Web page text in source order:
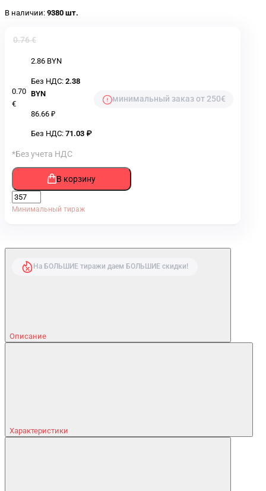
В наличии: 9380 шт.
0.70
€
2.86 BYN
Без НДС:2.38
BYN
86.66 ₽
Без НДС:71.03 ₽
минимальный заказ от 250€
0.76 €
*Без учета НДС
В корзину
Минимальный тираж
На БОЛЬШИЕ тиражи даем БОЛЬШИЕ скидки!
Описание
Характеристики